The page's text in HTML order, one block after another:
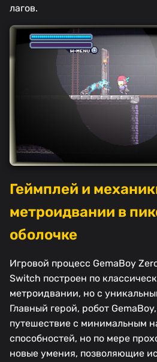
лагов.
Геймплей и
метроидвании в
оболочке
Игровой процесс GemaBoy
Switch построен по
метроидвании, но с
Главный герой, робот
путешествие с минимальным
способностей, но по мере
новые умения, позволяющие